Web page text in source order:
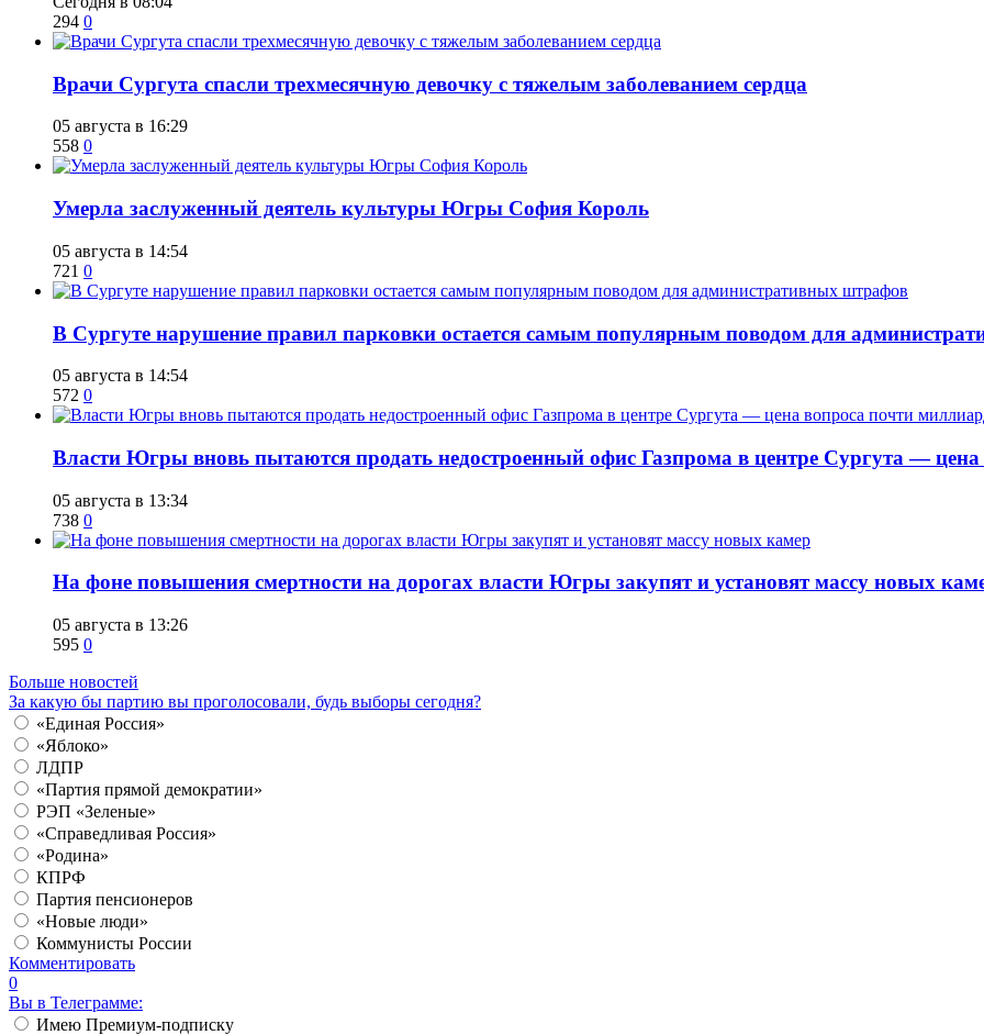
294 0
​Врачи Сургута спасли трехмесячную девочку с тяжелым заболеванием сердца
05 августа в 16:29
558 0
​Умерла заслуженный деятель культуры Югры София Король
05 августа в 14:54
721 0
В Сургуте нарушение правил парковки остается самым популярным поводом для
05 августа в 14:54
572 0
Власти Югры вновь пытаются продать недостроенный офис Газпрома в центре Сургута —
05 августа в 13:34
738 0
На фоне повышения смертности на дорогах власти Югры закупят и установят массу новых
05 августа в 13:26
595 0
Больше новостей
За какую бы партию вы проголосовали, будь выборы сегодня?
«Единая Россия»
«Яблоко»
ЛДПР
«Партия прямой демократии»
РЭП «Зеленые»
«Справедливая Россия»
«Родина»
КПРФ
Партия пенсионеров
«Новые люди»
Коммунисты России
Комментировать
0
Вы в Телеграмме:
Имею Премиум-подписку